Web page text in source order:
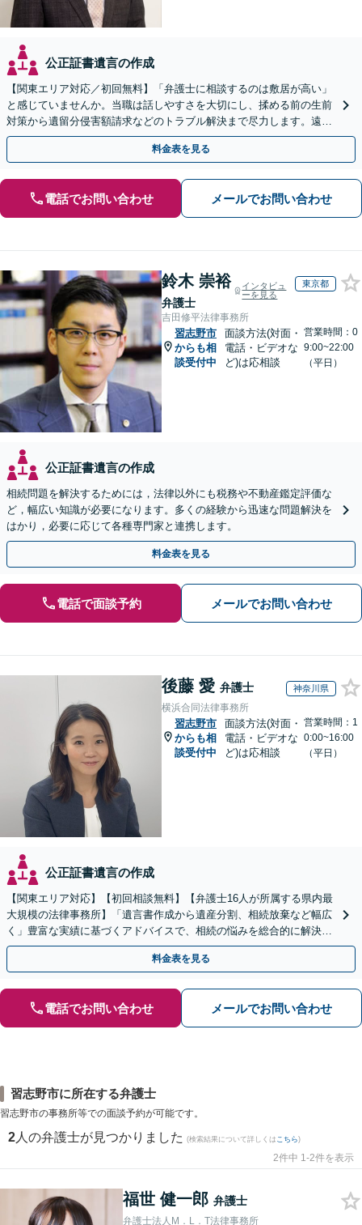
公正証書遺言の作成
【関東エリア対応／初回無料】「弁護士に相談するのは敷居が高い」
と感じていませんか。当職は話しやすさを大切にし、揉める前の生前
対策から遺留分侵害額請求などのトラブル解決まで尽力します。遠方
にお住まいの方もWeb面談で安心してご相談いただけます
料金表を見る
電話でお問い合わせ メールでお問い合わせ
鈴木 崇裕
弁護士
インタビュ
ーを見る
東京都
吉田修平法律事務所
習志野市
からも相
談受付中
面談方法(対面・
電話・ビデオな
ど)は応相談
営業時間：0
9:00~22:00
（平日）
公正証書遺言の作成
相続問題を解決するためには，法律以外にも税務や不動産鑑定評価な
ど，幅広い知識が必要になります。多くの経験から迅速な問題解決を
はかり，必要に応じて各種専門家と連携します。
料金表を見る
電話で面談予約 メールでお問い合わせ
後藤 愛 弁護士 神奈川県
横浜合同法律事務所
習志野市
からも相
談受付中
面談方法(対面・
電話・ビデオな
ど)は応相談
営業時間：1
0:00~16:00
（平日）
公正証書遺言の作成
【関東エリア対応】【初回相談無料】【弁護士16人が所属する県内最
大規模の法律事務所】「遺言書作成から遺産分割、相続放棄など幅広
く」豊富な実績に基づくアドバイスで、相続の悩みを総合的に解決へ
導く「相続登記義務化に対応」【WEB面談対応】
料金表を見る
電話でお問い合わせ メールでお問い合わせ
習志野市に所在する弁護士
習志野市の事務所等での面談予約が可能です。
2 人の弁護士が見つかりました (検索結果について詳しくは こちら)
2件中 1-2件を表示
福世 健一郎 弁護士
弁護士法人M．L．T法律事務所